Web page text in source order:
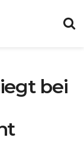
bei